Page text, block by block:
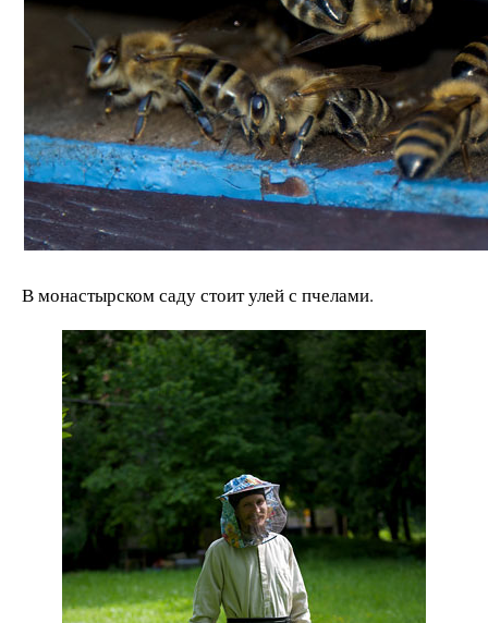
В монастырском саду стоит улей с пчелами.